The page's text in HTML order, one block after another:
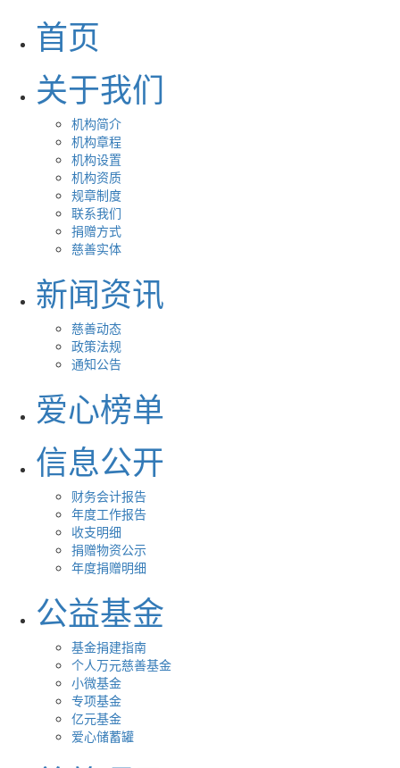
首页
关于我们
机构简介
机构章程
机构设置
机构资质
规章制度
联系我们
捐赠方式
慈善实体
新闻资讯
慈善动态
政策法规
通知公告
爱心榜单
信息公开
财务会计报告
年度工作报告
收支明细
捐赠物资公示
年度捐赠明细
公益基金
基金捐建指南
个人万元慈善基金
小微基金
专项基金
亿元基金
爱心储蓄罐